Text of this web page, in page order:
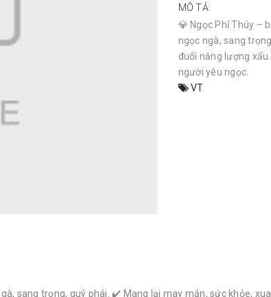
MÔ TẢ:
💎 Ngọc Phỉ Thúy –
ngọc ngà, sang
đuổi năng lượng
người yêu ngọc.
VT
sang trọng, quý phái. ✔️ Mang lại may mắn, sức khỏe,